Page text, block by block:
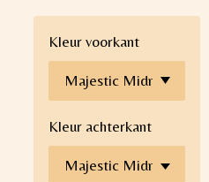
Kleur voorkant
Kleur achterkant